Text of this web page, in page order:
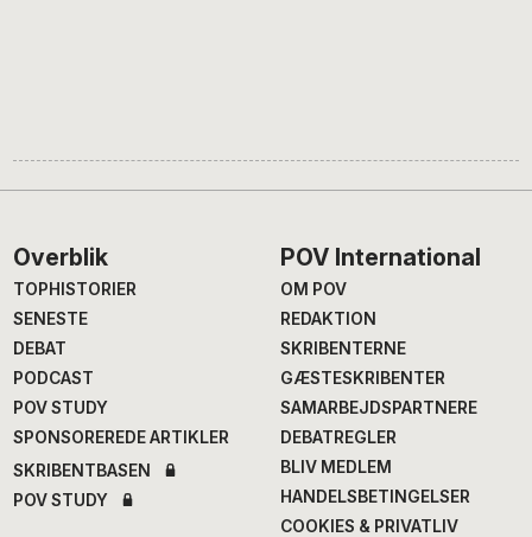
Footer
Overblik
TOPHISTORIER
SENESTE
DEBAT
PODCAST
POV STUDY
SPONSOREREDE ARTIKLER
SKRIBENTBASEN
POV STUDY
POV International
OM POV
REDAKTION
SKRIBENTERNE
GÆSTESKRIBENTER
SAMARBEJDSPARTNERE
DEBATREGLER
BLIV MEDLEM
HANDELSBETINGELSER
COOKIES & PRIVATLIV